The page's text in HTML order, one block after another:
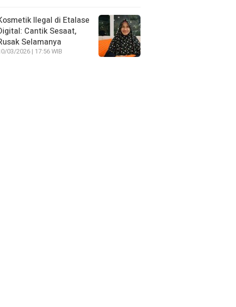
Ilegal di Etalase
Cantik Sesaat,
Selamanya
03/2026 | 17:56 WIB